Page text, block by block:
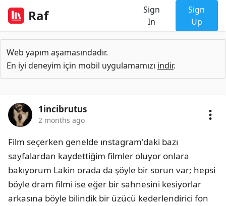
Raf
Sign
In
Sign
Up
Web yapım aşamasındadır.
En iyi deneyim için mobil uygulamamızı indir.
1incibrutus
2 months ago
Film seçerken genelde ınstagram'daki bazı
sayfalardan kaydettiğim filmler oluyor onlara
bakıyorum Lakin orada da şöyle bir sorun var; hepsi
böyle dram filmi ise eğer bir sahnesini kesiyorlar
arkasına böyle bilindik bir üzücü kederlendirici fon